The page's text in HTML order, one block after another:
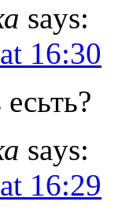
says:
16:30
says:
16:29